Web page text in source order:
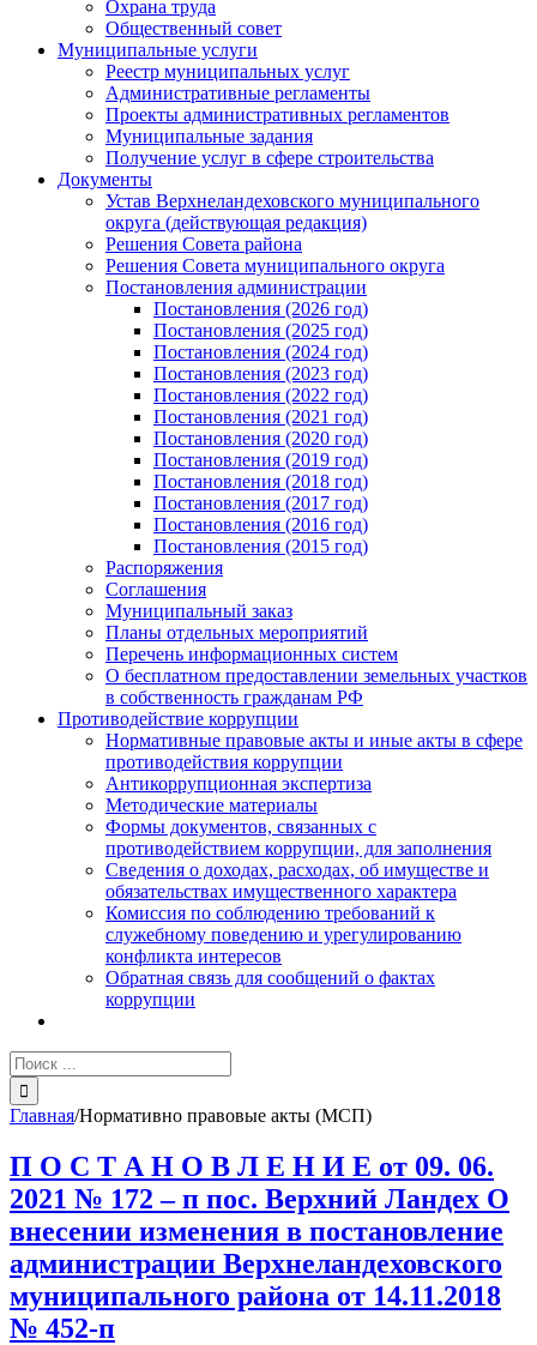
Охрана труда
Общественный совет
Муниципальные услуги
Реестр муниципальных услуг
Административные регламенты
Проекты административных регламентов
Муниципальные задания
Получение услуг в сфере строительства
Документы
Устав Верхнеландеховского муниципального
округа (действующая редакция)
Решения Совета района
Решения Совета муниципального округа
Постановления администрации
Постановления (2026 год)
Постановления (2025 год)
Постановления (2024 год)
Постановления (2023 год)
Постановления (2022 год)
Постановления (2021 год)
Постановления (2020 год)
Постановления (2019 год)
Постановления (2018 год)
Постановления (2017 год)
Постановления (2016 год)
Постановления (2015 год)
Распоряжения
Соглашения
Муниципальный заказ
Планы отдельных мероприятий
Перечень информационных систем
О бесплатном предоставлении земельных участков
в собственность гражданам РФ
Противодействие коррупции
Нормативные правовые акты и иные акты в сфере
противодействия коррупции
Антикоррупционная экспертиза
Методические материалы
Формы документов, связанных с
противодействием коррупции, для заполнения
Сведения о доходах, расходах, об имуществе и
обязательствах имущественного характера
Комиссия по соблюдению требований к
служебному поведению и урегулированию
конфликта интересов
Обратная связь для сообщений о фактах
коррупции
Результат
поиска:
Главная/Нормативно правовые акты (МСП)
П О С Т А Н О В Л Е Н И Е от 09. 06.
2021 № 172 – п пос. Верхний Ландех О
внесении изменения в постановление
администрации Верхнеландеховского
муниципального района от 14.11.2018
№ 452-п